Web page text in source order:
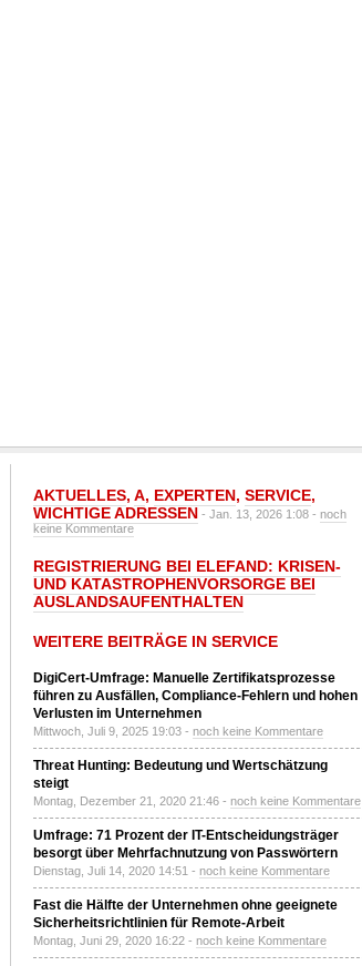
AKTUELLES, A, EXPERTEN, SERVICE,
WICHTIGE ADRESSEN - Jan. 13, 2026 1:08 - noch
keine Kommentare
REGISTRIERUNG BEI ELEFAND: KRISEN-
UND KATASTROPHENVORSORGE BEI
AUSLANDSAUFENTHALTEN
WEITERE BEITRÄGE IN SERVICE
DigiCert-Umfrage: Manuelle Zertifikatsprozesse
führen zu Ausfällen, Compliance-Fehlern und hohen
Verlusten im Unternehmen
Mittwoch, Juli 9, 2025 19:03 - noch keine Kommentare
Threat Hunting: Bedeutung und Wertschätzung
steigt
Montag, Dezember 21, 2020 21:46 - noch keine Kommentare
Umfrage: 71 Prozent der IT-Entscheidungsträger
besorgt über Mehrfachnutzung von Passwörtern
Dienstag, Juli 14, 2020 14:51 - noch keine Kommentare
Fast die Hälfte der Unternehmen ohne geeignete
Sicherheitsrichtlinien für Remote-Arbeit
Montag, Juni 29, 2020 16:22 - noch keine Kommentare